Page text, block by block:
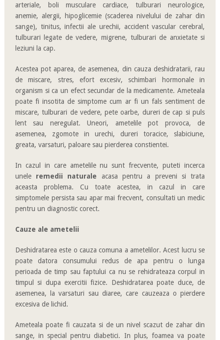
arteriale, boli musculare cardiace, tulburari neurologice,
anemie, alergii, hipoglicemie (scaderea nivelului de zahar din
sange), tinitus, infectii ale urechii, accident vascular cerebral,
tulburari legate de vedere, migrene, tulburari de anxietate si
leziuni la cap.
Acestea pot aparea, de asemenea, din cauza deshidratarii, rau
de miscare, stres, efort excesiv, schimbari hormonale in
organism si ca un efect secundar de la medicamente. Ameteala
poate fi insotita de simptome cum ar fi un fals sentiment de
miscare, tulburari de vedere, pete oarbe, dureri de cap si puls
lent sau neregulat. Uneori, ametelile pot provoca, de
asemenea, zgomote in urechi, dureri toracice, slabiciune,
greata, varsaturi, paloare sau pierderea constientei.
In cazul in care ametelile nu sunt frecvente, puteti incerca
unele remedii naturale acasa pentru a preveni si trata
aceasta problema. Cu toate acestea, in cazul in care
simptomele persista sau apar mai frecvent, consultati un medic
pentru un diagnostic corect.
Cauze ale ametelii
Deshidratarea este o cauza comuna a ametelilor. Acest lucru se
poate datora consumului redus de apa pentru o lunga
perioada de timp sau faptului ca nu se rehidrateaza corpul in
timpul si dupa exercitii fizice. Deshidratarea poate duce, de
asemenea, la varsaturi sau diaree, care cauzeaza o pierdere
excesiva de lichid.
Ameteala poate fi cauzata si de un nivel scazut de zahar din
sange, in special pentru diabetici. In plus, foamea va poate